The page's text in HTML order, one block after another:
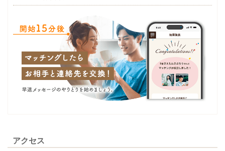
アクセス